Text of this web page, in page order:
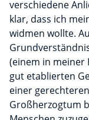
verschiedene
klar, dass ich
widmen wollte.
(einem in meiner
gut etablierten
einer
Großherzogtum